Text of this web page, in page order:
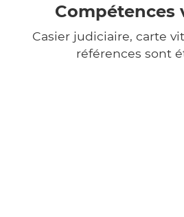
Compétences
Casier judiciaire, carte
références sont